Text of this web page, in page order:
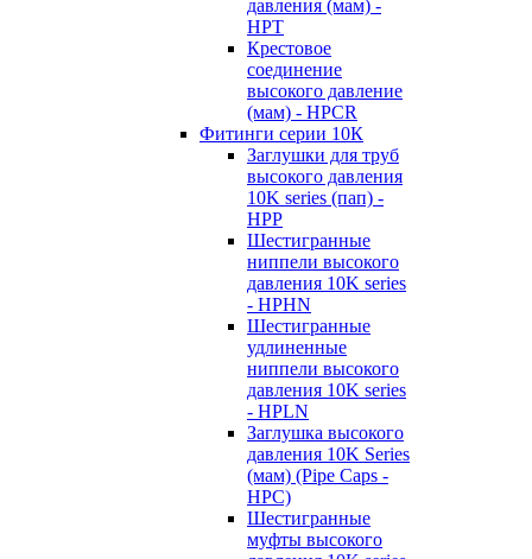
давления (мам) -
HPT
Крестовое
соединение
высокого давление
(мам) - HPCR
Фитинги серии 10К
Заглушки для труб
высокого давления
10K series (пап) -
HPP
Шестигранные
ниппели высокого
давления 10K series
- HPHN
Шестигранные
удлиненные
ниппели высокого
давления 10K series
- HPLN
Заглушка высокого
давления 10K Series
(мам) (Pipe Caps -
HPC)
Шестигранные
муфты высокого